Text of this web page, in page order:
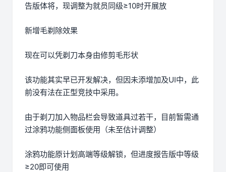
告版体将，现调整为就员同级≥10时开展放
新增毛剃除效果
现在可以凭剃刀本身由修剪毛形状
该功能其实早已开发解决，但因未添增加及UI中，此
前没有法在正型竞技中采用。
由于剃刀加入物品栏会导致道具过若干，目前暂需通
过涂鸦功能侧面板使用（未至估计调整）
涂鸦功能原计划高端等级解锁，但进度报告版中等级
≥20即可使用